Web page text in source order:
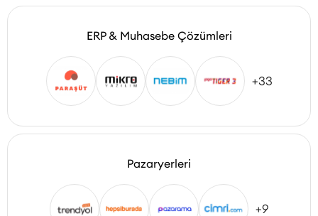
ERP & Muhasebe Çözümleri
+33
Pazaryerleri
+9